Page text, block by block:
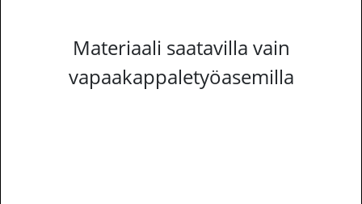
Materiaali saatavilla vain
vapaakappaletyöasemilla